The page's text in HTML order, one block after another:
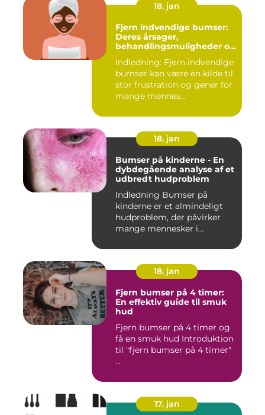
18. jan
Fjern indvendige bumser:
Deres årsager,
behandlingsmuligheder og
Indledning: Fjern indvendige
bumser kan være en kilde til
stor frustration og gener for
mange mennes...
18. jan
Bumser på kinderne - En
dybdegående analyse af et
udbredt hudproblem
Indledning Bumser på
kinderne er et almindeligt
hudproblem, der påvirker
mange mennesker i
18. jan
Fjern bumser på 4 timer:
En effektiv guide til smuk
hud
Fjern bumser på 4 timer og
få en smuk hud Introduktion
til "fjern bumser på 4 timer"
...
17. jan